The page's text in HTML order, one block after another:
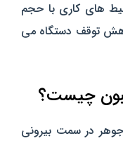
های کاری با حجم
توقف دستگاه می‌
چیست؟
در سمت بیرونی